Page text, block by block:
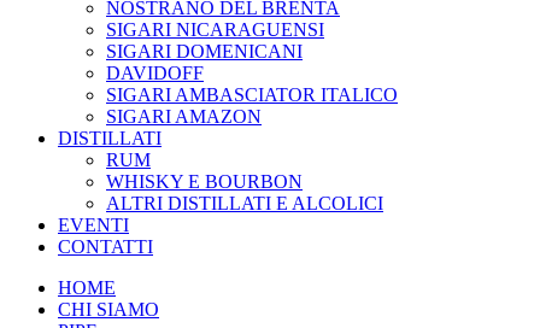
NOSTRANO DEL BRENTA
SIGARI NICARAGUENSI
SIGARI DOMENICANI
DAVIDOFF
SIGARI AMBASCIATOR ITALICO
SIGARI AMAZON
DISTILLATI
RUM
WHISKY E BOURBON
ALTRI DISTILLATI E ALCOLICI
EVENTI
CONTATTI
HOME
CHI SIAMO